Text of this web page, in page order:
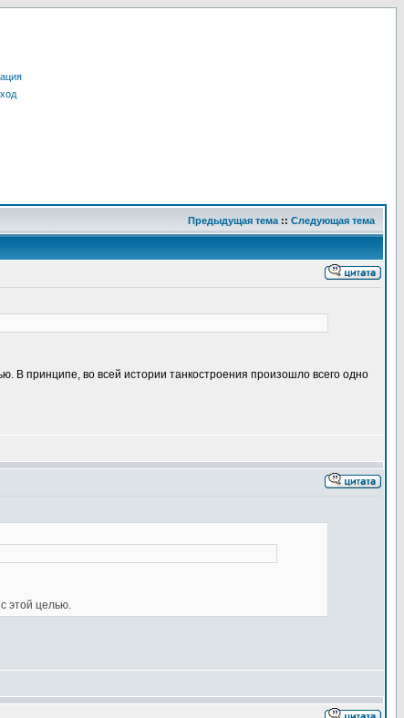
Предыдущая тема :: Следующая тема
В принципе, во всей истории танкостроения произошло всего одно
этой целью.